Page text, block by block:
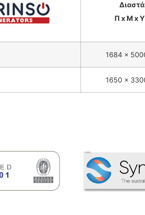
Π x Μ x
1684 x
1650 x